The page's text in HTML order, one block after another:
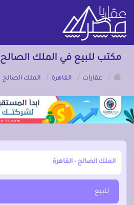
مكتب للبيع في الملك الصالح
/
عقارات / القاهرة / الملك الصالح
أبحث عن مدينة, محافظة, حي
للبيع